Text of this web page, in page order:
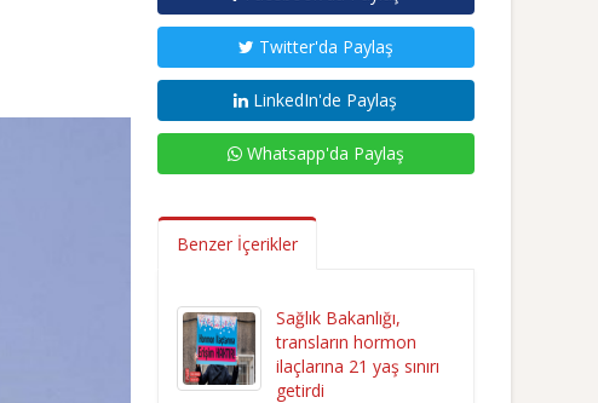
Twitter'da Paylaş
LinkedIn'de Paylaş
Whatsapp'da Paylaş
Benzer İçerikler
Sağlık Bakanlığı,
transların hormon
ilaçlarına 21 yaş sınırı
getirdi